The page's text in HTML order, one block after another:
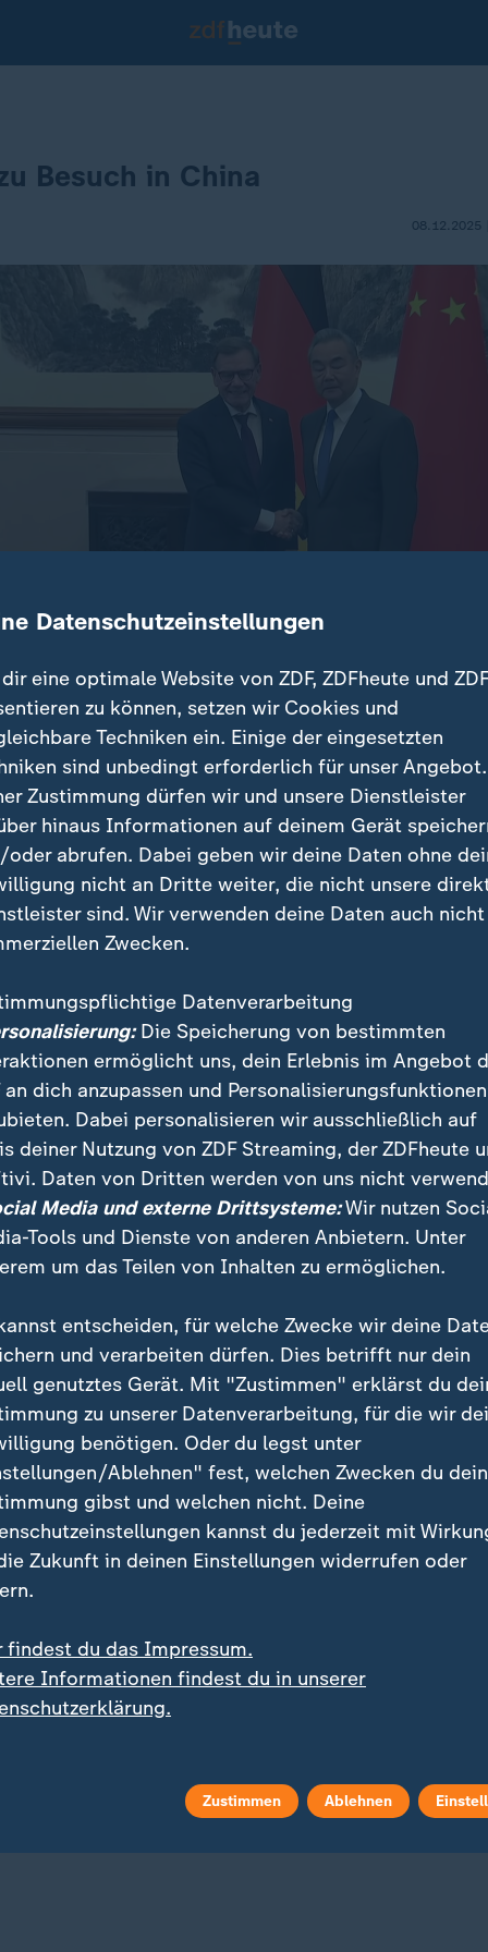
Besuch in China
08.12.2025
im Ukraine-Krieg, Wirtschaftsbeziehungen und
Wadephul hat in China einige Themen im
| heute
Haft nach
1:33
Nachrichten | heute
"Neue Risiken für die
Konjunktur"
Video 1:02
in Deutschland:
warnen vor
Liveblog
Liveblog
Datenschutzeinstellungen
eine optimale Website von ZDF, ZDFheute und
zu können, setzen wir Cookies und
Techniken ein. Einige der eingesetzten
sind unbedingt erforderlich für unser
Zustimmung dürfen wir und unsere Dienstleister
hinaus Informationen auf deinem Gerät
oder abrufen. Dabei geben wir deine Daten ohne
nicht an Dritte weiter, die nicht unsere
sind. Wir verwenden deine Daten auch nicht
Zwecken.
Datenverarbeitung
Die Speicherung von bestimmten
ermöglicht uns, dein Erlebnis im Angebot
an dich anzupassen und Personalisierungsfunktionen
Dabei personalisieren wir ausschließlich auf
deiner Nutzung von ZDF Streaming, der ZDFheute
Daten von Dritten werden von uns nicht
Media und externe Drittsysteme:Wir nutzen
Tools und Dienste von anderen Anbietern. Unter
um das Teilen von Inhalten zu ermöglichen.
entscheiden, für welche Zwecke wir deine
und verarbeiten dürfen. Dies betrifft nur dein
genutztes Gerät. Mit "Zustimmen" erklärst du
zu unserer Datenverarbeitung, für die wir
benötigen. Oder du legst unter
Ablehnen" fest, welchen Zwecken du
gibst und welchen nicht. Deine
kannst du jederzeit mit
Zukunft in deinen Einstellungen widerrufen oder
findest du das Impressum.
Informationen findest du in unserer
Zustimmen Ablehnen